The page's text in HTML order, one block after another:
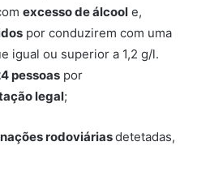
excesso de álcool e,
por conduzirem com uma
igual ou superior a 1,2 g/l.
pessoas por
legal;
rodoviáriasdetetadas,